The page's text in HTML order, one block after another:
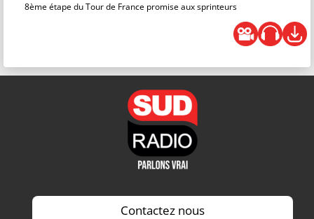
8ème étape du Tour de France promise aux sprinteurs
Contactez nous